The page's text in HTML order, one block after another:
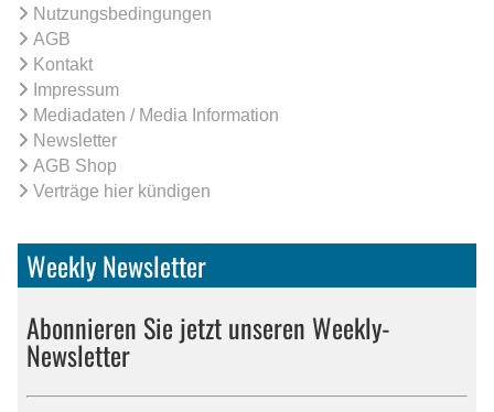
Nutzungsbedingungen
AGB
Kontakt
Impressum
Mediadaten / Media Information
Newsletter
AGB Shop
Verträge hier kündigen
Weekly Newsletter
Abonnieren Sie jetzt unseren Weekly-
Newsletter